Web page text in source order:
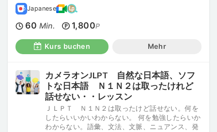
Japanese
60 Min. 1,800P
Kurs buchen Mehr
カメラオンJLPT 自然な日本語、ソフ
トな日本語 Ｎ１Ｎ２は取ったけれど
話せない・・レッスン
ＪＬＰＴ Ｎ１Ｎ２は取ったけど話せない。何を
したらいいかいわからない。 何を勉強したらいか
わからない。語彙、文法、文脈、ニュアンス、発